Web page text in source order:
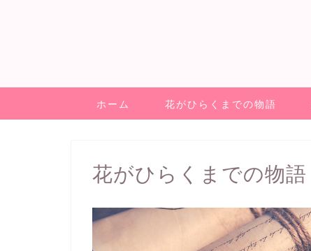
ホーム 花がひらくまでの物語
花がひらくまでの物語